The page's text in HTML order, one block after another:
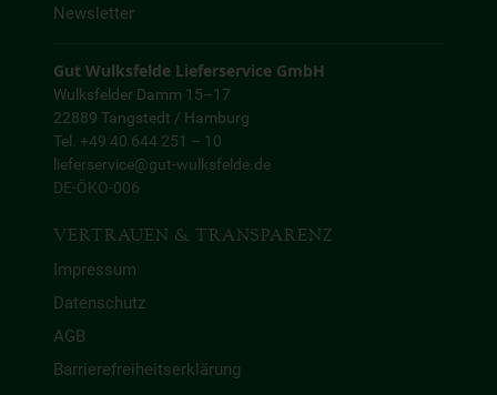
Newsletter
Gut Wulksfelde Lieferservice GmbH
Wulksfelder Damm 15–17
22889 Tangstedt / Hamburg
Tel. +49 40 644 251 – 10
lieferservice@gut-wulksfelde.de
DE-ÖKO-006
VERTRAUEN & TRANSPARENZ
Impressum
Datenschutz
AGB
Barrierefreiheitserklärung